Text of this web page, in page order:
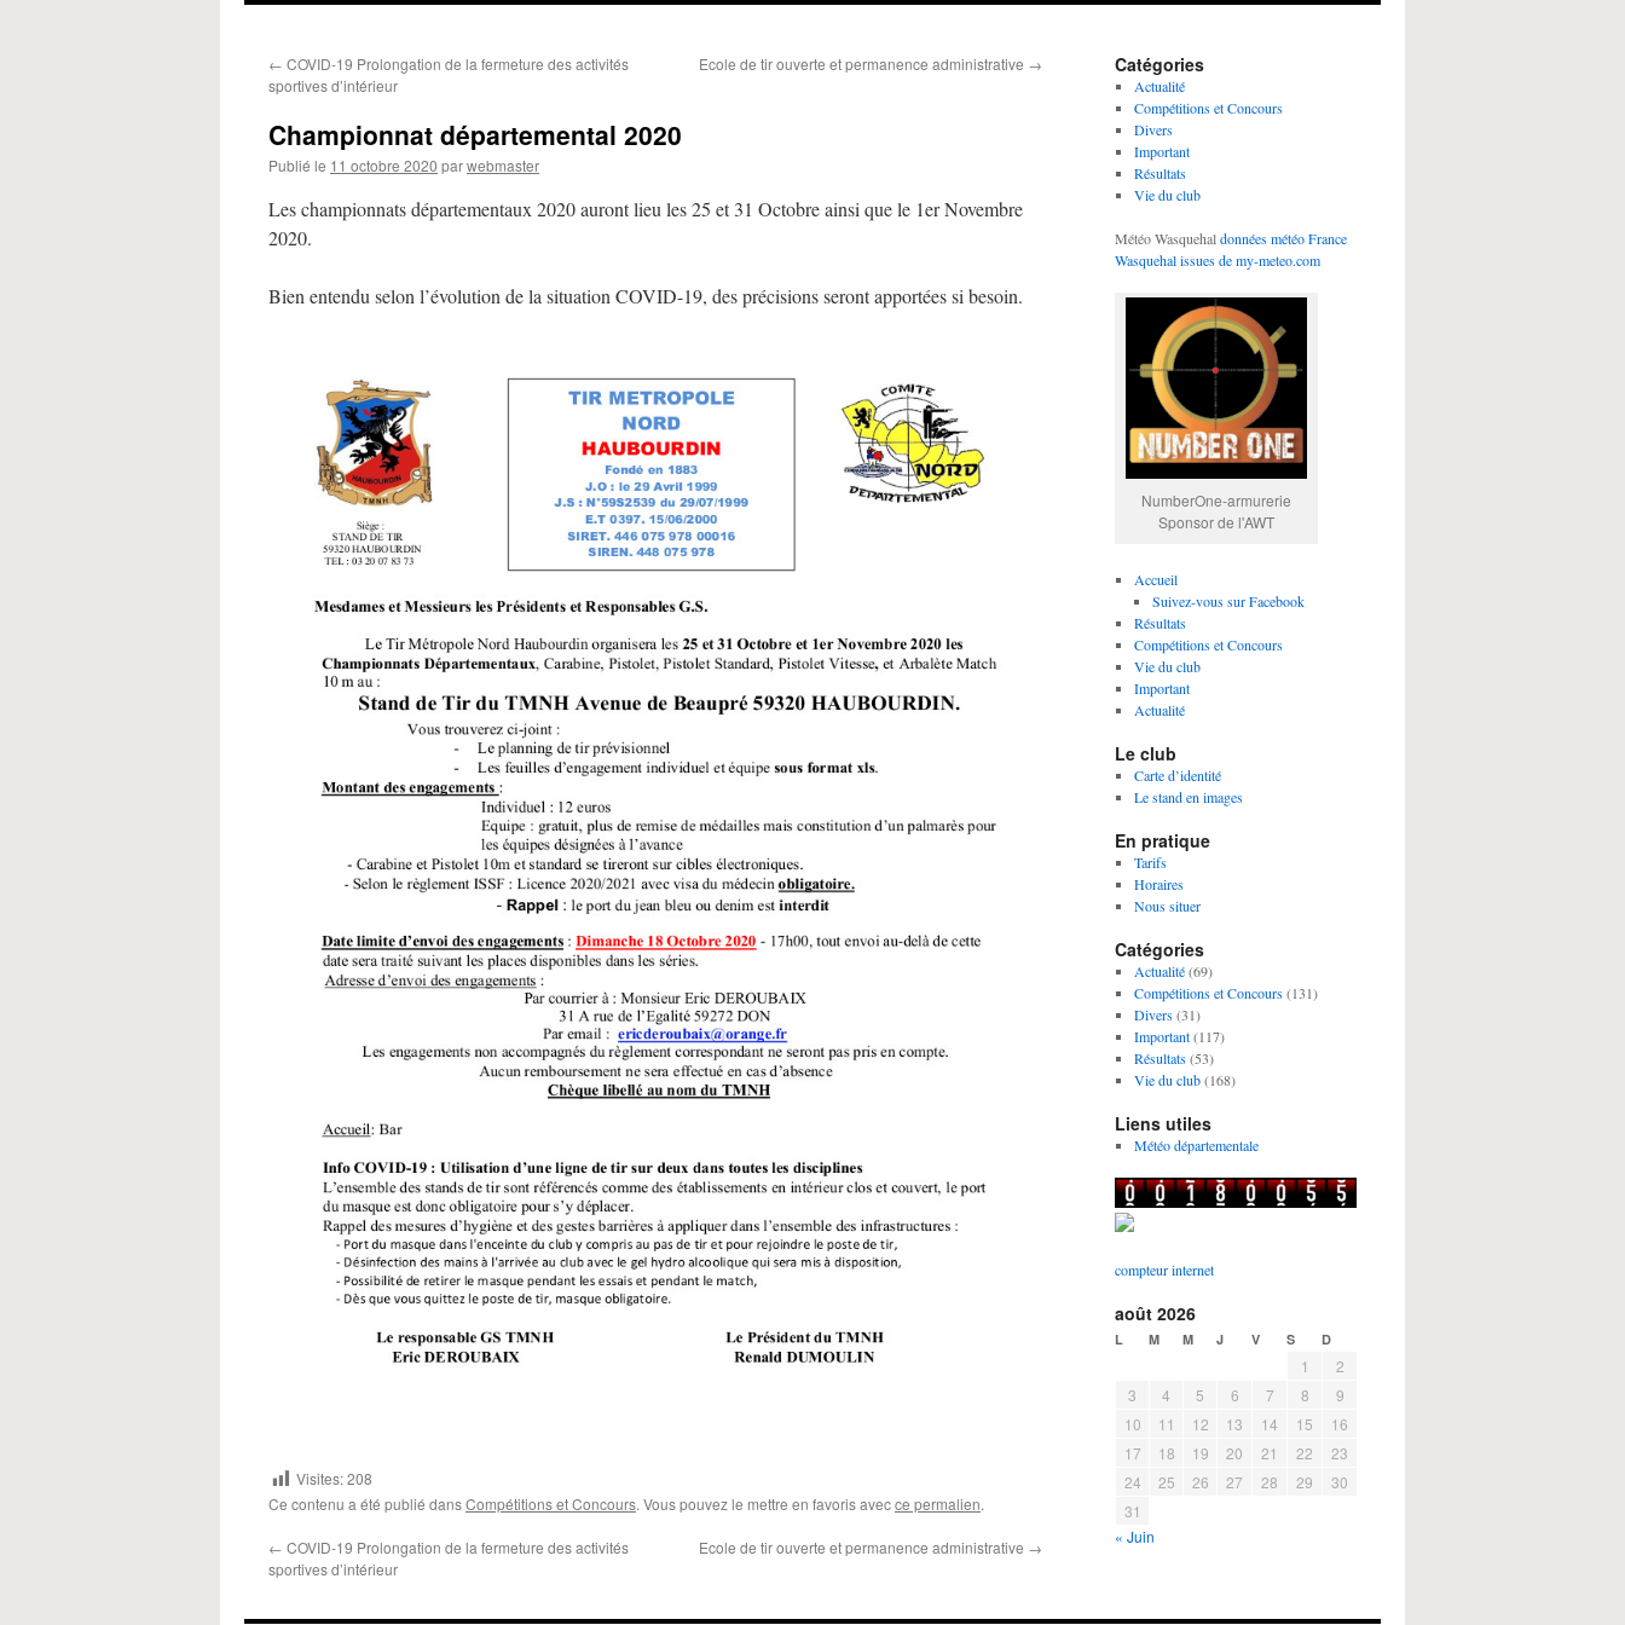
← COVID-19 Prolongation de la fermeture des activités
sportives d’intérieur
Ecole de tir ouverte et permanence administrative →
Championnat départemental 2020
Publié le 11 octobre 2020 parwebmaster
Les championnats départementaux 2020 auront lieu les 25 et 31 Octobre ainsi que le 1er Novembre
2020.
Bien entendu selon l’évolution de la situation COVID-19, des précisions seront apportées si besoin.
Visites:208
Ce contenu a été publié dansCompétitions et Concours. Vous pouvez le mettre en favoris avecce permalien.
← COVID-19 Prolongation de la fermeture des activités
sportives d’intérieur
Ecole de tir ouverte et permanence administrative →
Catégories
Actualité
Compétitions et Concours
Divers
Important
Résultats
Vie du club
Météo Wasquehaldonnées météo France
Wasquehal issues de my-meteo.com
NumberOne-armurerie
Sponsor de l'AWT
Accueil
Suivez-vous sur Facebook
Résultats
Compétitions et Concours
Vie du club
Important
Actualité
Le club
Carte d’identité
Le stand en images
En pratique
Tarifs
Horaires
Nous situer
Catégories
Actualité(69)
Compétitions et Concours(131)
Divers(31)
Important(117)
Résultats(53)
Vie du club(168)
Liens utiles
Météo départementale
compteur internet
août 2026
L M M J V S D
1
2
3
4 5 6 7 8
9
10
11 12 13 14 15
16
17
18 19 20 21 22
23
24
25 26 27 28 29
30
31
« Juin